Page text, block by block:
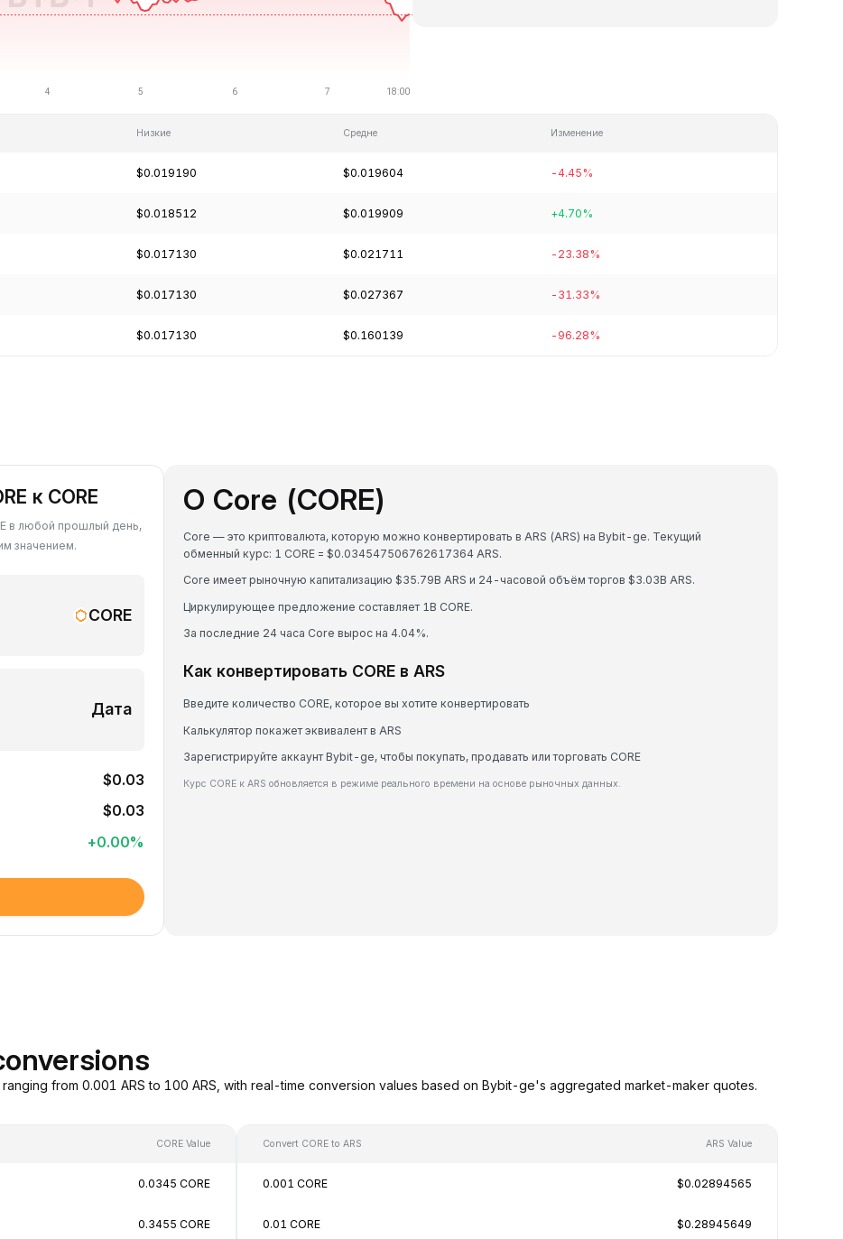
Низкие Средне Изменение
$0.019190 $0.019604 -4.45%
$0.018512 $0.019909 +4.70%
$0.017130 $0.021711 -23.38%
$0.017130 $0.027367 -31.33%
$0.017130 $0.160139 -96.28%
к CORE
в любой прошлый день,
значением.
CORE
Дата
$0.03
$0.03
+0.00%
О Core (CORE)
Core — это криптовалюта, которую можно конвертировать в ARS (ARS) на Bybit-ge. Текущий
обменный курс: 1 CORE = $0.034547506762617364 ARS.
Core имеет рыночную капитализацию $35.79B ARS и 24-часовой объём торгов $3.03B ARS.
Циркулирующее предложение составляет 1B CORE.
За последние 24 часа Core вырос на 4.04%.
Как конвертировать CORE в ARS
Введите количество CORE, которое вы хотите конвертировать
Калькулятор покажет эквивалент в ARS
Зарегистрируйте аккаунт Bybit-ge, чтобы покупать, продавать или торговать CORE
Курс CORE к ARS обновляется в режиме реального времени на основе рыночных данных.
ranging from 0.001 ARS to 100 ARS, with real-time conversion values based on Bybit-ge's aggregated market-maker quotes.
CORE Value
0.0345 CORE
0.3455 CORE
Convert CORE to ARS ARS Value
0.001 CORE $0.02894565
0.01 CORE $0.28945649